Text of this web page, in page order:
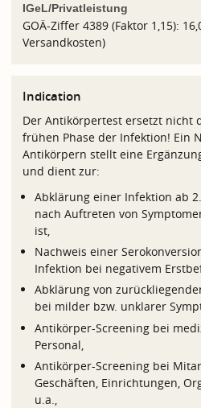
IGeL/Privatleistung
GOÄ-Ziffer 4389 (Faktor 1,15):
Versandkosten)
Indication
Der Antikörpertest ersetzt nicht
frühen Phase der Infektion! Ein
Antikörpern stellt eine
und dient zur:
Abklärung einer Infektion ab
nach Auftreten von
ist,
Nachweis einer
Infektion bei negativem
Abklärung von
bei milder bzw. unklarer
Antikörper-Screening bei
Personal,
Antikörper-Screening bei
Geschäften, Einrichtungen,
u.a.,